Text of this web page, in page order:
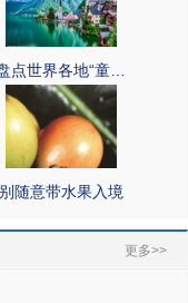
点世界各地“童…
别随意带水果入境
更多>>